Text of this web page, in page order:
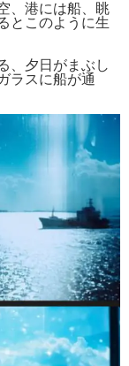
、港には船、眺
とこのように生
、夕日がまぶし
ラスに船が通